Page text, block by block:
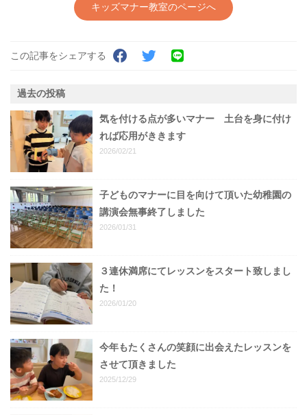
キッズマナー教室のページへ
この記事をシェアする
過去の投稿
気を付ける点が多いマナー 土台を身に付け
れば応用がききます
2026/02/21
子どものマナーに目を向けて頂いた幼稚園の
講演会無事終了しました
2026/01/31
３連休満席にてレッスンをスタート致しまし
た！
2026/01/20
今年もたくさんの笑顔に出会えたレッスンを
させて頂きました
2025/12/29